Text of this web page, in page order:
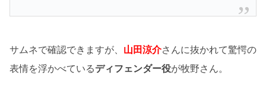
サムネで確認できますが、 山田涼介さんに抜かれて驚愕の
表情を浮かべているディフェンダー役が牧野さん。